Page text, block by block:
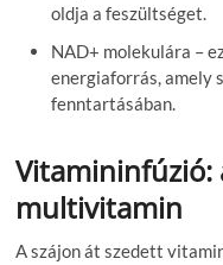
oldja a feszültséget.
NAD+ molekulára –
energiaforrás, amely
fenntartásában.
Vitamininfúzió:
multivitamin
A szájon át szedett